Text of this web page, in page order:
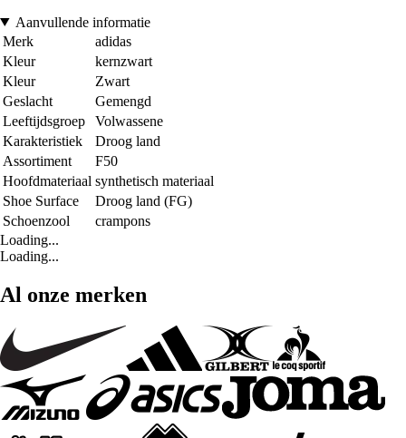
Aanvullende informatie
Merk
adidas
Kleur
kernzwart
Kleur
Zwart
Geslacht
Gemengd
Leeftijdsgroep
Volwassene
Karakteristiek
Droog land
Assortiment
F50
Hoofdmateriaal synthetisch materiaal
Shoe Surface
Droog land (FG)
Schoenzool
crampons
Loading...
Loading...
Al onze merken